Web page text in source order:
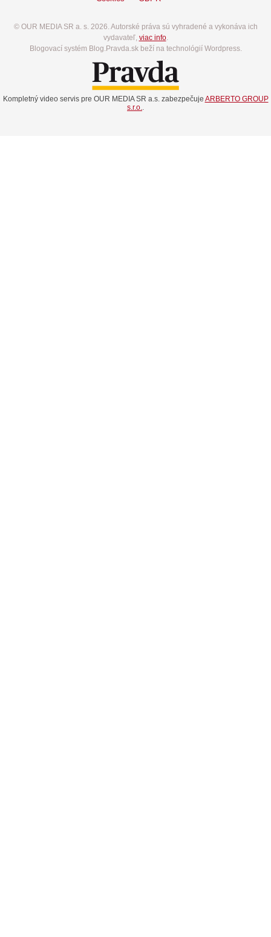
© OUR MEDIA SR a. s. 2026. Autorské práva sú vyhradené a vykonáva ich
vydavateľ, viac info.
Blogovací systém Blog.Pravda.sk beží na technológií Wordpress.
Kompletný video servis pre OUR MEDIA SR a.s. zabezpečuje ARBERTO GROUP
s.r.o.